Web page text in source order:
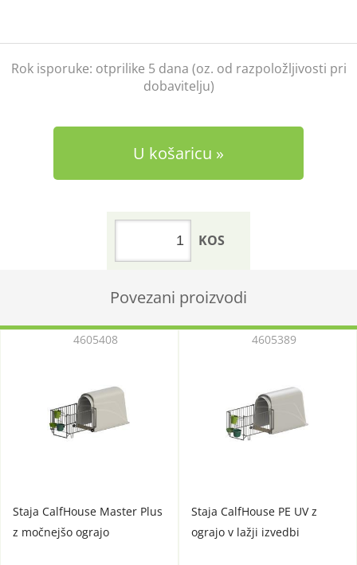
Rok isporuke: otprilike 5 dana (oz. od razpoložljivosti pri
dobavitelju)
U košaricu
KOS
Povezani proizvodi
Staja CalfHouse Master Plus
z močnejšo ograjo
4605408
Staja CalfHouse PE UV z
ograjo v lažji izvedbi
4605389